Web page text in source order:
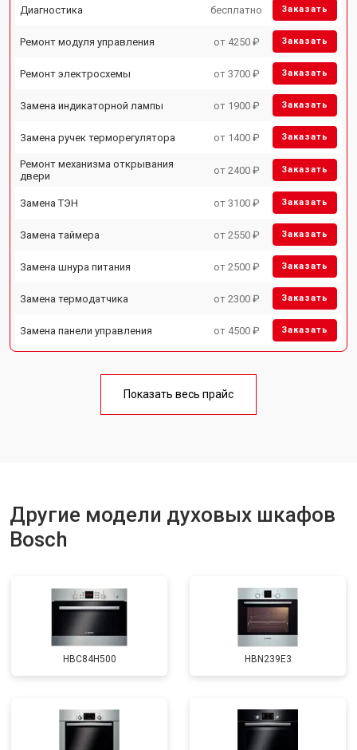
Диагностика бесплатно Заказать
Ремонт модуля управления от 4250 ₽ Заказать
Ремонт электросхемы от 3700 ₽ Заказать
Замена индикаторной лампы от 1900 ₽ Заказать
Замена ручек терморегулятора от 1400 ₽ Заказать
Ремонт механизма открывания
двери
от 2400 ₽ Заказать
Замена ТЭН от 3100 ₽ Заказать
Замена таймера от 2550 ₽ Заказать
Замена шнура питания от 2500 ₽ Заказать
Замена термодатчика от 2300 ₽ Заказать
Замена панели управления от 4500 ₽ Заказать
Показать весь прайс
Другие модели духовых шкафов
Bosch
HBC84H500 HBN239E3